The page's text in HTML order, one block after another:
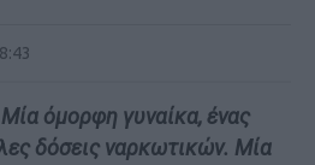
όμορφη γυναίκα, ένας
δόσεις ναρκωτικών. Μία